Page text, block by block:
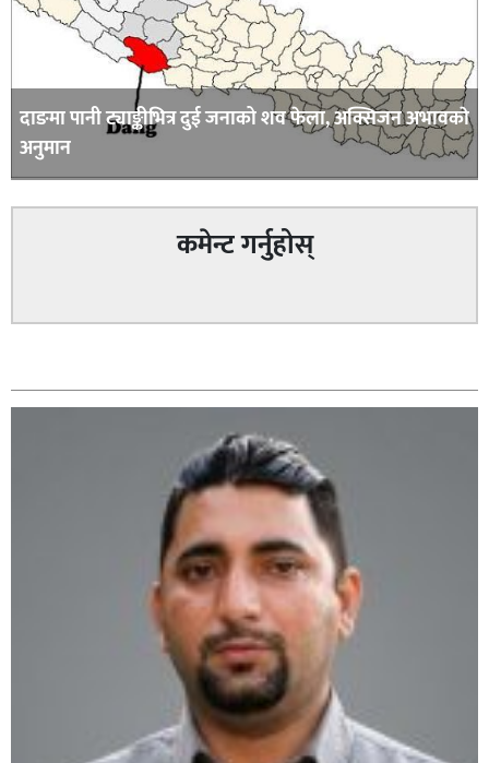
दाङमा पानी ट्याङ्कीभित्र दुई जनाको शव फेला, अक्सिजन अभावकाे
अनुमान
कमेन्ट गर्नुहोस्